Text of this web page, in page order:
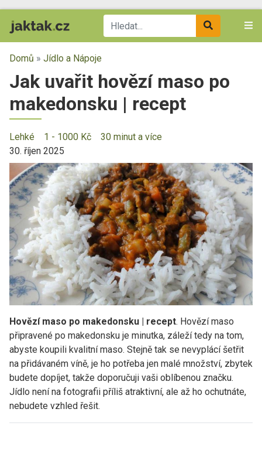
Domů » Jídlo a Nápoje
Jak uvařit hovězí maso po
makedonsku | recept
Lehké 1 - 1000 Kč
30 minut a více
30. říjen 2025
Hovězí maso po makedonsku | recept. Hovězí maso
připravené po makedonsku je minutka, záleží tedy na tom,
abyste koupili kvalitní maso. Stejně tak se nevyplácí šetřit
na přidávaném víně, je ho potřeba jen malé množství, zbytek
budete dopíjet, takže doporučuji vaši oblíbenou značku.
Jídlo není na fotografii příliš atraktivní, ale až ho ochutnáte,
nebudete vzhled řešit.